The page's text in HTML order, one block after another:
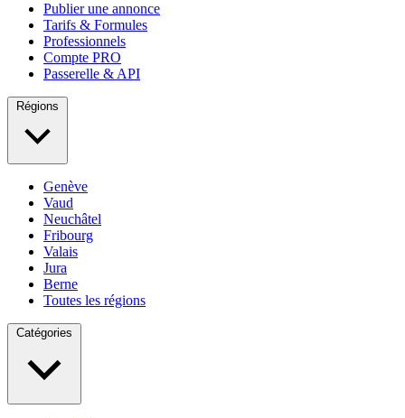
Publier une annonce
Tarifs & Formules
Professionnels
Compte PRO
Passerelle & API
Régions
Genève
Vaud
Neuchâtel
Fribourg
Valais
Jura
Berne
Toutes les régions
Catégories